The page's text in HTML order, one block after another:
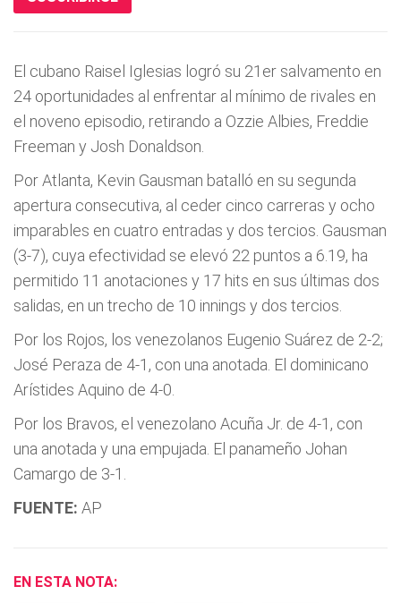
El cubano Raisel Iglesias logró su 21er salvamento en
24 oportunidades al enfrentar al mínimo de rivales en
el noveno episodio, retirando a Ozzie Albies, Freddie
Freeman y Josh Donaldson.
Por Atlanta, Kevin Gausman batalló en su segunda
apertura consecutiva, al ceder cinco carreras y ocho
imparables en cuatro entradas y dos tercios. Gausman
(3-7), cuya efectividad se elevó 22 puntos a 6.19, ha
permitido 11 anotaciones y 17 hits en sus últimas dos
salidas, en un trecho de 10 innings y dos tercios.
Por los Rojos, los venezolanos Eugenio Suárez de 2-2;
José Peraza de 4-1, con una anotada. El dominicano
Arístides Aquino de 4-0.
Por los Bravos, el venezolano Acuña Jr. de 4-1, con
una anotada y una empujada. El panameño Johan
Camargo de 3-1.
FUENTE: AP
EN ESTA NOTA: